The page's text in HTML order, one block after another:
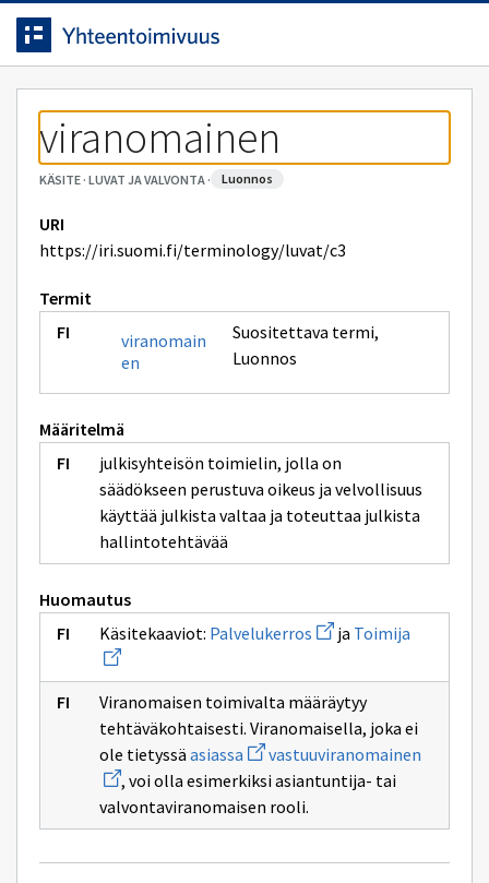
Siirrytty
sivulle
Siirry suoraan sisältöön.
viranomainen
KÄSITE· LUVAT JA VALVONTA· luonnos
URI
https://iri.suomi.fi/terminology/luvat/c3
Termit
viranomain
en
Suositettava termi,
Luonnos
Määritelmä
julkisyhteisön toimielin, jolla on
säädökseen perustuva oikeus ja velvollisuus
käyttää julkista valtaa ja toteuttaa julkista
hallintotehtävää
Huomautus
Käsitekaaviot: Palvelukerros Avaa
uuden
sivulle
Palvelukerros
ja Toimija
sivulle
Viranomaisen toimivalta määräytyy
tehtäväkohtaisesti. Viranomaisella, joka ei
ole tietyssä asiassa Avaa
uuden
ikkunan
sivulle
asiassa
vastuuviranomainen
, voi olla esimerkiksi asiantuntija- tai
valvontaviranomaisen rooli.